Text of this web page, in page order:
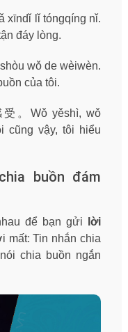
xīndǐ lǐ tóngqíng nǐ.
đáy lòng.
wǒ de wèiwèn.
của tôi.
。Wǒ yěshì, wǒ
cũng vậy, tôi hiểu
buồn đám
để bạn gửi lời
mất: Tin nhắn chia
chia buồn ngắn